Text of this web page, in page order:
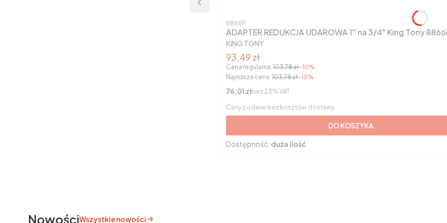
Kod produktu
8866P
ADAPTER REDUKCJA UDAROWA 1'' na 3/4" King Tony
PRODUCENT
KING TONY
Cena promocyjna brutto
93,49 zł
Cena regularna: 103,78 zł-10%
Najniższa cena: 103,78 zł-10%
Cena netto
76,01 złbez 23% VAT
Ceny podane bez kosztów dostawy.
DO KOSZYKA
Dostępność: duża ilość
NowościWszystkie nowości